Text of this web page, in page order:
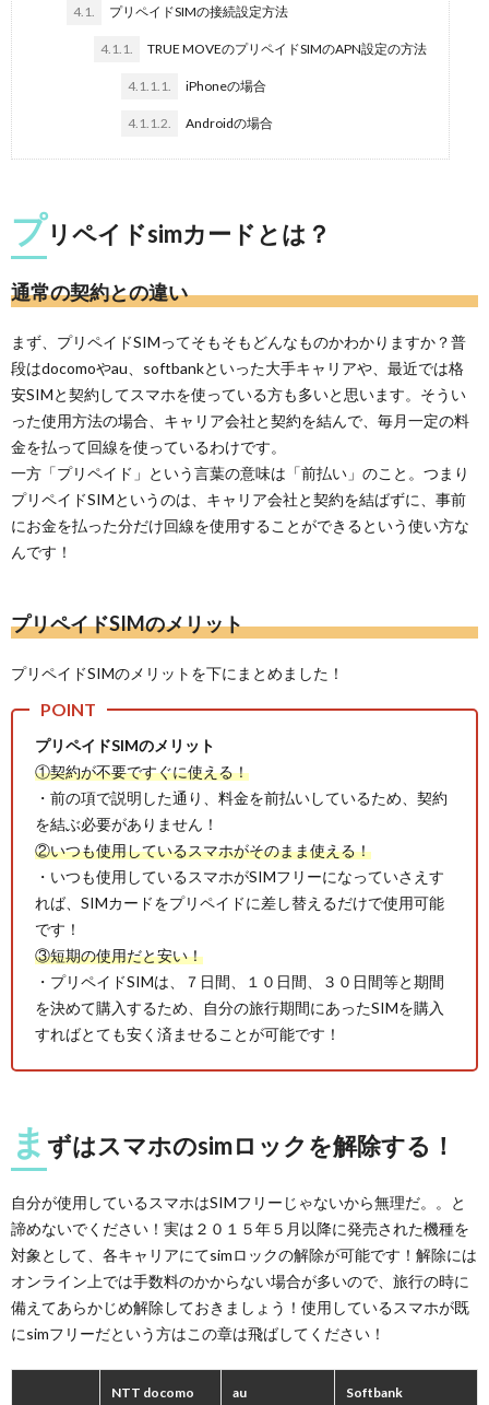
4.1. プリペイドSIMの接続設定方法
4.1.1. TRUE MOVEのプリペイドSIMのAPN設定の方法
4.1.1.1. iPhoneの場合
4.1.1.2. Androidの場合
プリペイドsimカードとは？
通常の契約との違い
まず、プリペイドSIMってそもそもどんなものかわかりますか？普
段はdocomoやau、softbankといった大手キャリアや、最近では格
安SIMと契約してスマホを使っている方も多いと思います。そうい
った使用方法の場合、キャリア会社と契約を結んで、毎月一定の料
金を払って回線を使っているわけです。
一方「プリペイド」という言葉の意味は「前払い」のこと。つまり
プリペイドSIMというのは、キャリア会社と契約を結ばずに、事前
にお金を払った分だけ回線を使用することができるという使い方な
んです！
プリペイドSIMのメリット
プリペイドSIMのメリットを下にまとめました！
プリペイドSIMのメリット
①契約が不要ですぐに使える！
・前の項で説明した通り、料金を前払いしているため、契約
を結ぶ必要がありません！
②いつも使用しているスマホがそのまま使える！
・いつも使用しているスマホがSIMフリーになっていさえす
れば、SIMカードをプリペイドに差し替えるだけで使用可能
です！
③短期の使用だと安い！
・プリペイドSIMは、７日間、１０日間、３０日間等と期間
を決めて購入するため、自分の旅行期間にあったSIMを購入
すればとても安く済ませることが可能です！
ま ずはスマホのsimロックを解除する！
自分が使用しているスマホはSIMフリーじゃないから無理だ。。と
諦めないでください！実は２０１５年５月以降に発売された機種を
対象として、各キャリアにてsimロックの解除が可能です！解除には
オンライン上では手数料のかからない場合が多いので、旅行の時に
備えてあらかじめ解除しておきましょう！使用しているスマホが既
にsimフリーだという方はこの章は飛ばしてください！
NTT docomo au Softbank